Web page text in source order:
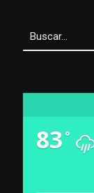
83 °